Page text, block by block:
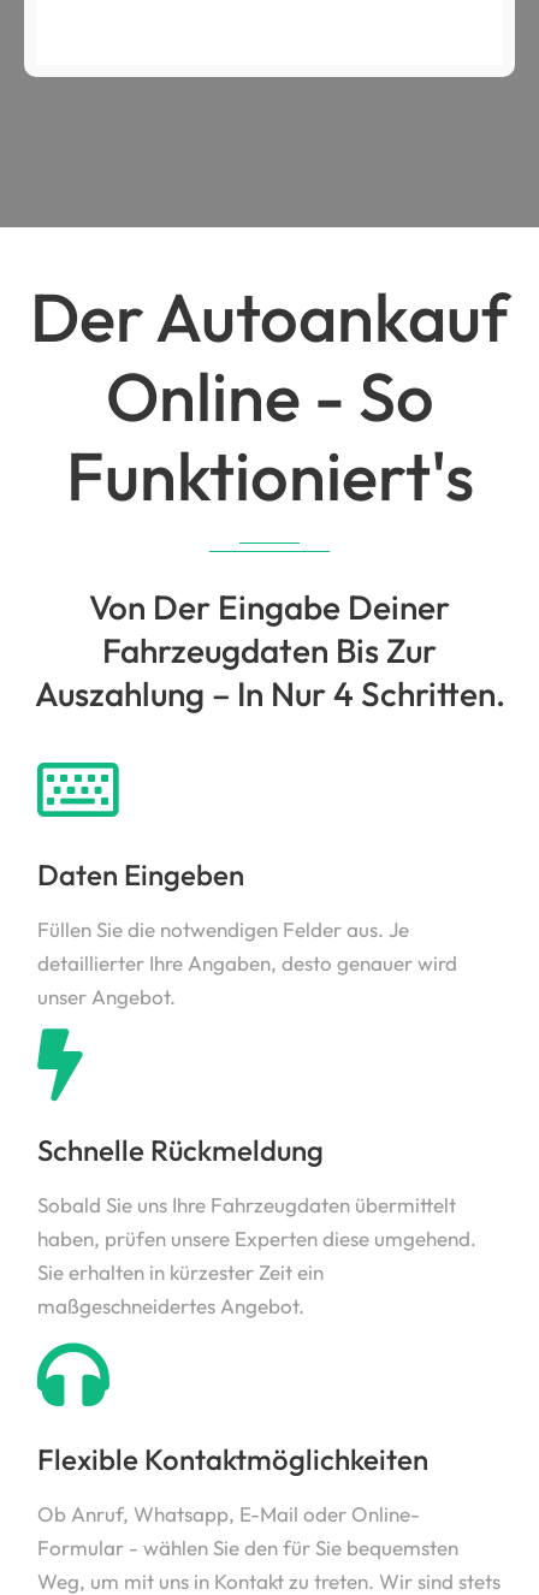
Der Autoankauf
Online - So
Funktioniert's
Von Der Eingabe Deiner
Fahrzeugdaten Bis Zur
Auszahlung – In Nur 4 Schritten.
Daten Eingeben
Füllen Sie die notwendigen Felder aus. Je
detaillierter Ihre Angaben, desto genauer wird
unser Angebot.
Schnelle Rückmeldung
Sobald Sie uns Ihre Fahrzeugdaten übermittelt
haben, prüfen unsere Experten diese umgehend.
Sie erhalten in kürzester Zeit ein
maßgeschneidertes Angebot.
Flexible Kontaktmöglichkeiten
Ob Anruf, Whatsapp, E-Mail oder Online-
Formular - wählen Sie den für Sie bequemsten
Weg, um mit uns in Kontakt zu treten. Wir sind stets